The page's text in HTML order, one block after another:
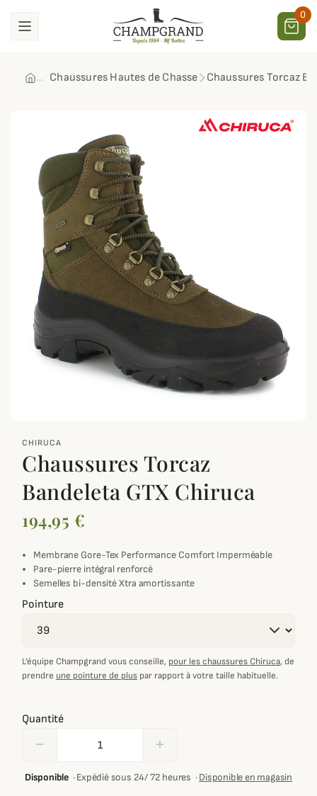
0
Chaussures Hautes de Chasse Chaussures Torcaz
CHIRUCA
Chaussures Torcaz
Bandeleta GTX Chiruca
194,95 €
Membrane Gore-Tex Performance Comfort Imperméable
Pare-pierre intégral renforcé
Semelles bi-densité Xtra amortissante
Pointure
L’équipe Champgrand vous conseille, pour les chaussures Chiruca, de
prendre une pointure de plus par rapport à votre taille habituelle.
Quantité
remove add
Disponible·Expédié sous 24/ 72 heures ·Disponible en magasin